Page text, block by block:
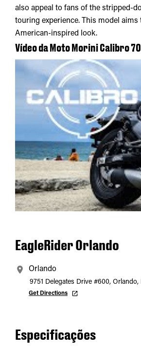
also appeal to fans of the stripped-
touring experience. This model
American-inspired look.
Vídeo da Moto Morini Calibro
EagleRider Orlando
Orlando
9751 Delegates Drive #600,
Get Directions
Especificações